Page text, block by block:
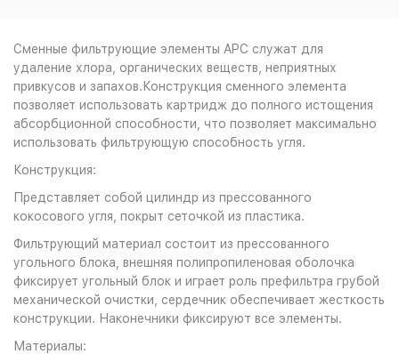
Сменные фильтрующие элементы APC служат для
удаление хлора, органических веществ, неприятных
привкусов и запахов.Конструкция сменного элемента
позволяет использовать картридж до полного истощения
абсорбционной способности, что позволяет максимально
использовать фильтрующую способность угля.
Конструкция:
Представляет собой цилиндр из прессованного
кокосового угля, покрыт сеточкой из пластика.
Фильтрующий материал состоит из прессованного
угольного блока, внешняя полипропиленовая оболочка
фиксирует угольный блок и играет роль префильтра грубой
механической очистки, сердечник обеспечивает жесткость
конструкции. Наконечники фиксируют все элементы.
Материалы: